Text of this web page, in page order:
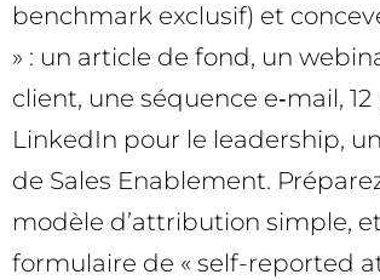
benchmark exclusif) et
» : un article de fond, un
client, une séquence e‑mail, 12
LinkedIn pour le leadership,
de Sales Enablement.
modèle d’attribution simple,
formulaire de « self-reported